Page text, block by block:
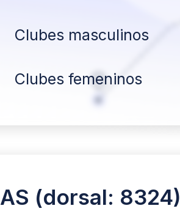
Clubes masculinos
Clubes femeninos
(dorsal: 8324)